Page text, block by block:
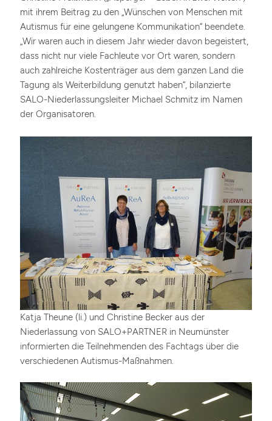
mit ihrem Beitrag zu den „Wünschen von Menschen mit
Autismus für eine gelungene Kommunikation“ beendete.
„Wir waren auch in diesem Jahr wieder davon begeistert,
dass nicht nur viele Fachleute vor Ort waren, sondern
auch zahlreiche Kostenträger aus dem ganzen Land die
Tagung als Weiterbildung genutzt haben“, bilanzierte
SALO-Niederlassungsleiter Michael Schmitz im Namen
der Organisatoren.
Katja Theune (li.) und Christine Becker aus der
Niederlassung von SALO+PARTNER in Neumünster
informierten die Teilnehmenden des Fachtags über die
verschiedenen Autismus-Maßnahmen.